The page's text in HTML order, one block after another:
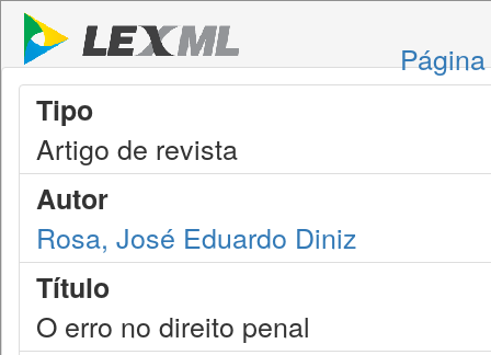
Tipo
Artigo de revista
Autor
Rosa, José Eduardo Diniz
Título
O erro no direito penal